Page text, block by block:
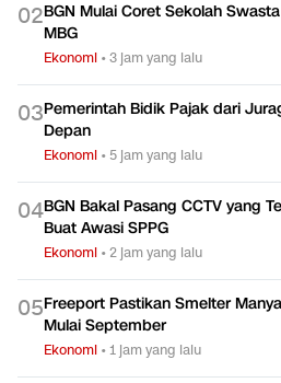
02BGN Mulai Coret Sekolah
MBG
Ekonomi •3 jam yang lalu
03Pemerintah Bidik Pajak dari
Depan
Ekonomi • 5 jam yang lalu
04BGN Bakal Pasang CCTV yang
Buat Awasi SPPG
Ekonomi •2 jam yang lalu
05Freeport Pastikan Smelter
Mulai September
Ekonomi •1 jam yang lalu